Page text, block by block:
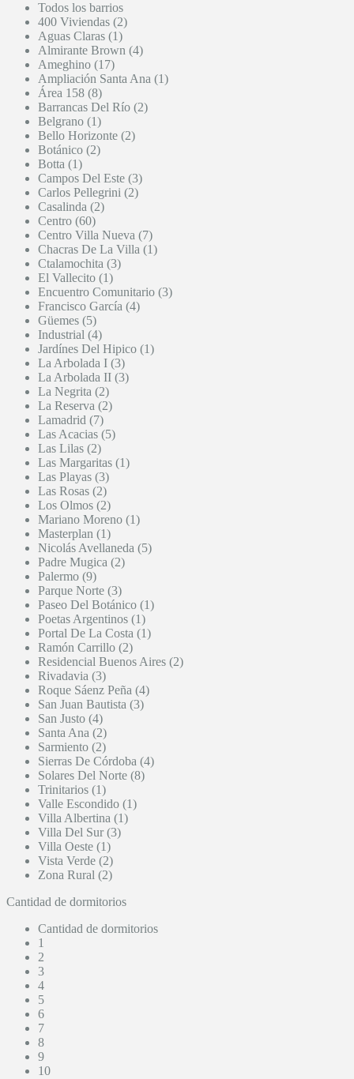
Todos los barrios
400 Viviendas (2)
Aguas Claras (1)
Almirante Brown (4)
Ameghino (17)
Ampliación Santa Ana (1)
Área 158 (8)
Barrancas Del Río (2)
Belgrano (1)
Bello Horizonte (2)
Botánico (2)
Botta (1)
Campos Del Este (3)
Carlos Pellegrini (2)
Casalinda (2)
Centro (60)
Centro Villa Nueva (7)
Chacras De La Villa (1)
Ctalamochita (3)
El Vallecito (1)
Encuentro Comunitario (3)
Francisco García (4)
Güemes (5)
Industrial (4)
Jardínes Del Hipico (1)
La Arbolada I (3)
La Arbolada II (3)
La Negrita (2)
La Reserva (2)
Lamadrid (7)
Las Acacias (5)
Las Lilas (2)
Las Margaritas (1)
Las Playas (3)
Las Rosas (2)
Los Olmos (2)
Mariano Moreno (1)
Masterplan (1)
Nicolás Avellaneda (5)
Padre Mugica (2)
Palermo (9)
Parque Norte (3)
Paseo Del Botánico (1)
Poetas Argentinos (1)
Portal De La Costa (1)
Ramón Carrillo (2)
Residencial Buenos Aires (2)
Rivadavia (3)
Roque Sáenz Peña (4)
San Juan Bautista (3)
San Justo (4)
Santa Ana (2)
Sarmiento (2)
Sierras De Córdoba (4)
Solares Del Norte (8)
Trinitarios (1)
Valle Escondido (1)
Villa Albertina (1)
Villa Del Sur (3)
Villa Oeste (1)
Vista Verde (2)
Zona Rural (2)
Cantidad de dormitorios
Cantidad de dormitorios
1
2
3
4
5
6
7
8
9
10